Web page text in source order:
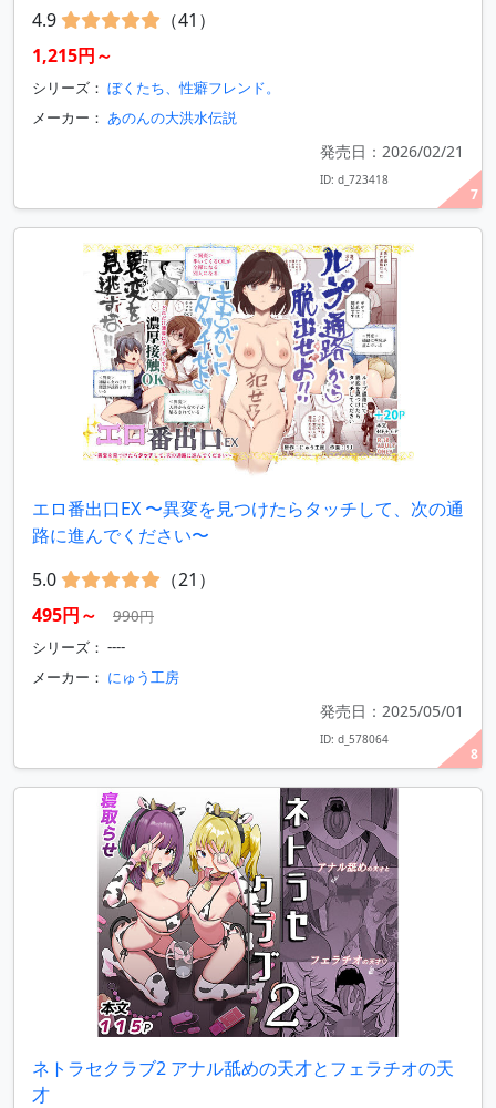
7
4.9
（41）
1,215円～
シリーズ： ぼくたち、性癖フレンド。
メーカー： あのんの大洪水伝説
発売日：2026/02/21
ID: d_723418
8
エロ番出口EX 〜異変を見つけたらタッチして、次の通
路に進んでください〜
5.0
（21）
495円～
990円
シリーズ： ----
メーカー： にゅう工房
発売日：2025/05/01
ID: d_578064
ネトラセクラブ2 アナル舐めの天才とフェラチオの天
才